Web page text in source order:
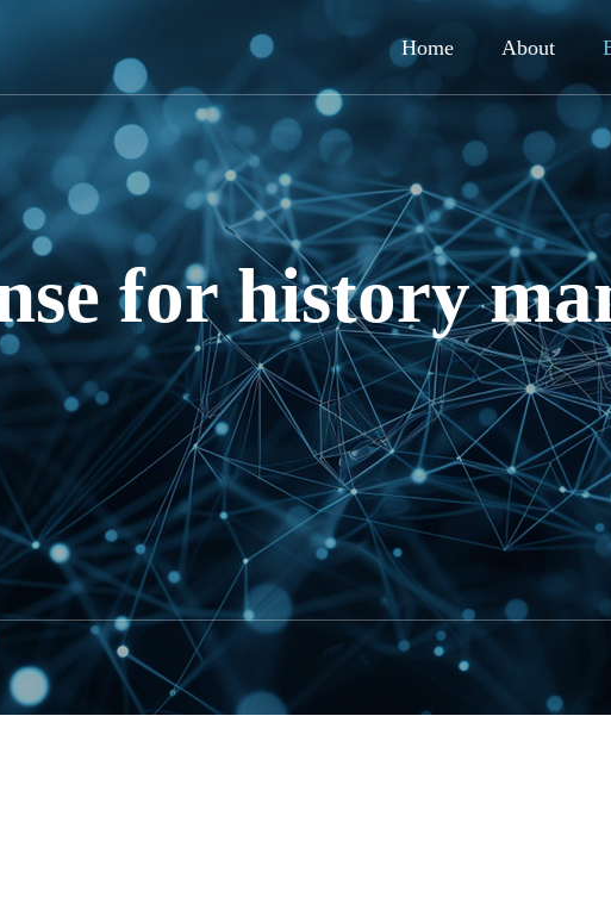
Home About
Security Business
セキュリティ事業
Security Business
Smartphone
application
スマートフォンアプリ事業
GeniLax
Established T.N.G. Technologies
Co., Ltd.
2008.06.16
Adoption of search
developed by our
2005.12.27
for history